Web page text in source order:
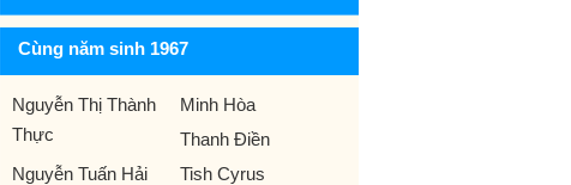
Cùng năm sinh 1967
Nguyễn Thị Thành
Thực
Minh Hòa
Thanh Điền
Nguyễn Tuấn Hải
Tish Cyrus